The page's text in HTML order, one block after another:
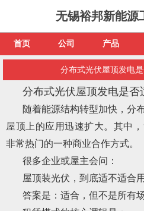
无锡裕邦新能源
首页 公司 产品
分布式光伏屋顶发电
分布式光伏屋顶发电是否
随着能源结构转型加快，分
屋顶上的应用迅速扩大。其中
非常热门的一种商业合作方式。
很多企业或屋主会问：
屋顶装光伏，到底适不适合
答案是：适合，但不是所有